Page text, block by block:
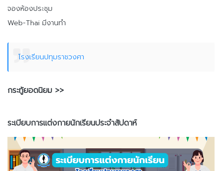
จองห้องประชุม
Web-Thai มีงานทำ
โรงเรียนปทุมราชวงศา
กระทู้ยอดนิยม >>
ระเบียบการแต่งกายนักเรียนประจำสัปดาห์